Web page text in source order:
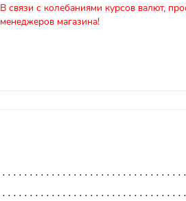
В связи с колебаниями курсов валют,
менеджеров магазина!